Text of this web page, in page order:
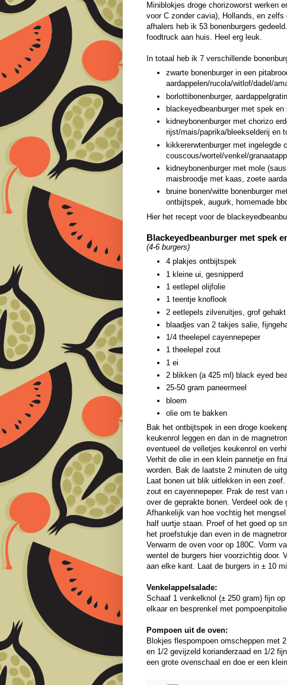
Miniblokjes droge chorizoworst werken
voor C zonder cavia), Hollands, en
afhalers heb ik 53 bonenburgers
foodtruck aan huis. Heel erg leuk.
In totaal heb ik 7 verschillende
zwarte bonenburger in een
aardappelen/rucola/witlof/dadel/
borlottibonenburger,
blackeyedbeanburger met spek
kidneybonenburger met chorizo
rijst/mais/paprika/bleekselderij en
kikkererwtenburger met ingelegde
couscous/wortel/venkel/
kidneybonenburger met mole
maisbroodje met kaas, zoete
bruine bonen/witte bonenburger
ontbijtspek, augurk, homemade
Hier het recept voor de
Blackeyedbeanburger met spek
(4-6 burgers)
4 plakjes ontbijtspek
1 kleine ui, gesnipperd
1 eetlepel olijfolie
1 teentje knoflook
2 eetlepels zilveruitjes, grof gehakt
blaadjes van 2 takjes salie,
1/4 theelepel cayennepeper
1 theelepel zout
1 ei
2 blikken (a 425 ml) black eyed
25-50 gram paneermeel
bloem
olie om te bakken
Bak het ontbijtspek in een droge
keukenrol leggen en dan in de
eventueel de velletjes keukenrol en
Verhit de olie in een klein pannetje en
worden. Bak de laatste 2 minuten de
Laat bonen uit blik uitlekken in een
zout en cayennepeper. Prak de rest
over de geprakte bonen. Verdeel ook de
Afhankelijk van hoe vochtig het
half uurtje staan. Proef of het goed op
het proefstukje dan even in de
Verwarm de oven voor op 180C. Vorm
wentel de burgers hier voorzichtig door.
aan elke kant. Laat de burgers in ± 10
Venkelappelsalade:
Schaaf 1 venkelknol (± 250 gram) fijn
elkaar en besprenkel met
Pompoen uit de oven:
Blokjes flespompoen omscheppen met
en 1/2 gevijzeld korianderzaad en 1/2
een grote ovenschaal en doe er een